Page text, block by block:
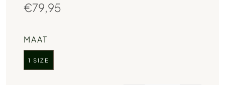
€79,95
MAAT
1 SIZE